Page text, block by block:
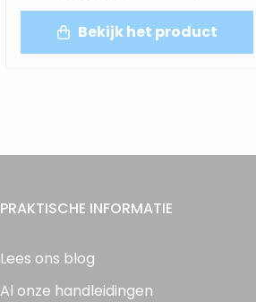
Bekijk het product
PRAKTISCHE INFORMATIE
Lees ons blog
Al onze handleidingen